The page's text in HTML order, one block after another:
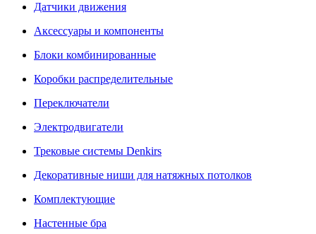
Датчики движения
Аксессуары и компоненты
Блоки комбинированные
Коробки распределительные
Переключатели
Электродвигатели
Трековые системы Denkirs
Декоративные ниши для натяжных потолков
Комплектующие
Настенные бра